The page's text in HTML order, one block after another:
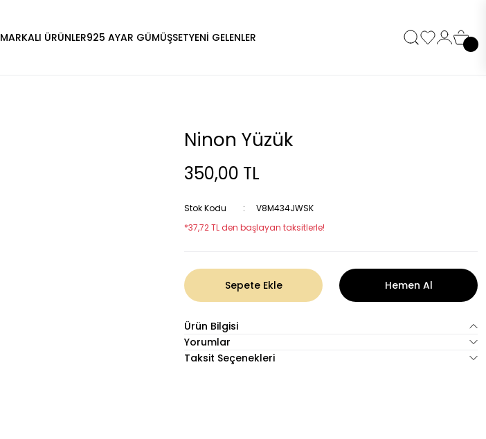
MARKALI ÜRÜNLER925 AYAR GÜMÜŞSETYENİ GELENLER
Ninon Yüzük
350,00 TL
Stok Kodu
V8M434JWSK
*37,72 TL den başlayan taksitlerle!
Sepete Ekle Hemen Al
Ürün Bilgisi
Yorumlar
Taksit Seçenekleri